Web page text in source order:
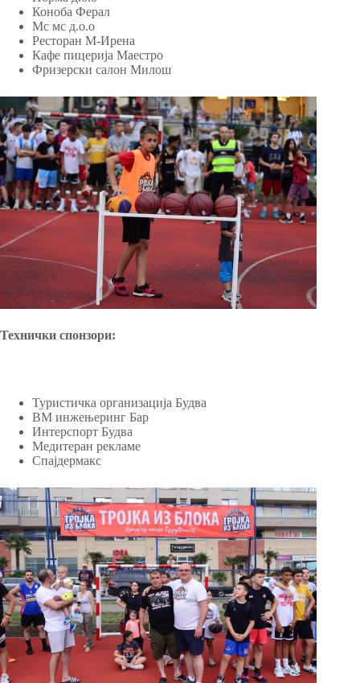
Коноба Ферал
Мс мс д.о.о
Ресторан М-Ирена
Кафе пицерија Маестро
Фризерски салон Милош
Технички спонзори:
Туристичка организација Будва
ВМ инжењеринг Бар
Интерспорт Будва
Медитеран рекламе
Спајдермакс